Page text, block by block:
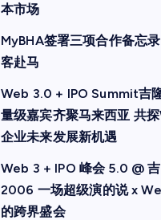
本市场
MyBHA签署三项合作备忘
客赴马
Web 3.0 + IPO Summit吉
量级嘉宾齐聚马来西亚 共
企业未来发展新机遇
Web 3 + IPO 峰会 5.0 @
2006 一场超级演的说 x
的跨界盛会